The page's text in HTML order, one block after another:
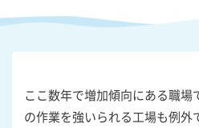
ここ数年で増加傾向にある職場
の作業を強いられる工場も例外